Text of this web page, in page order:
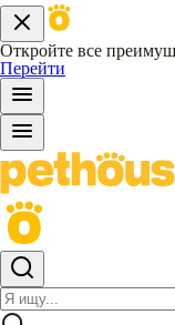
Откройте все
Перейти